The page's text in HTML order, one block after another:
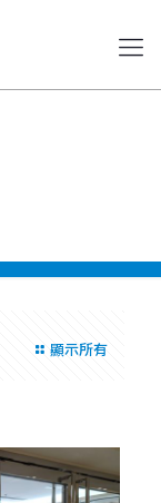
顯示所有